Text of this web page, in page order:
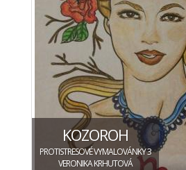
KOZOROH
PROTISTRESOVÉ VYMALOVÁNKY 3
VERONIKA KRHUTOVÁ